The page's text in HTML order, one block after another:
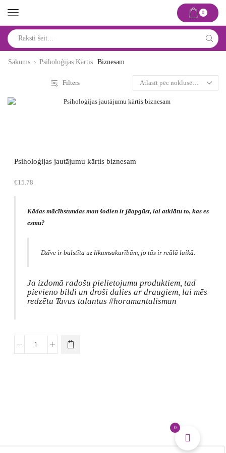
0
input
Sākums
Psiholoģijas Kārtis Biznesam
Filters
Psiholoģijas jautājumu kārtis biznesam
€15.78
Kādas mācībstundas man šodien ir jāapgūst, lai atklātu to, kas es
esmu?
Dzīve ir balstīta uz likumsakarībām, jo tās ir reālā laikā.
Ja izdomā radošu pielietojumu produktiem, tad
pievieno bildi un droši dalies ar draugiem, lai mēs
redzētu Tavus talantus #horamantalisman
Psiholoģijas
0